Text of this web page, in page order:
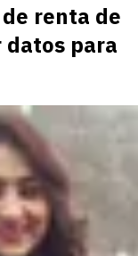
renta de
para